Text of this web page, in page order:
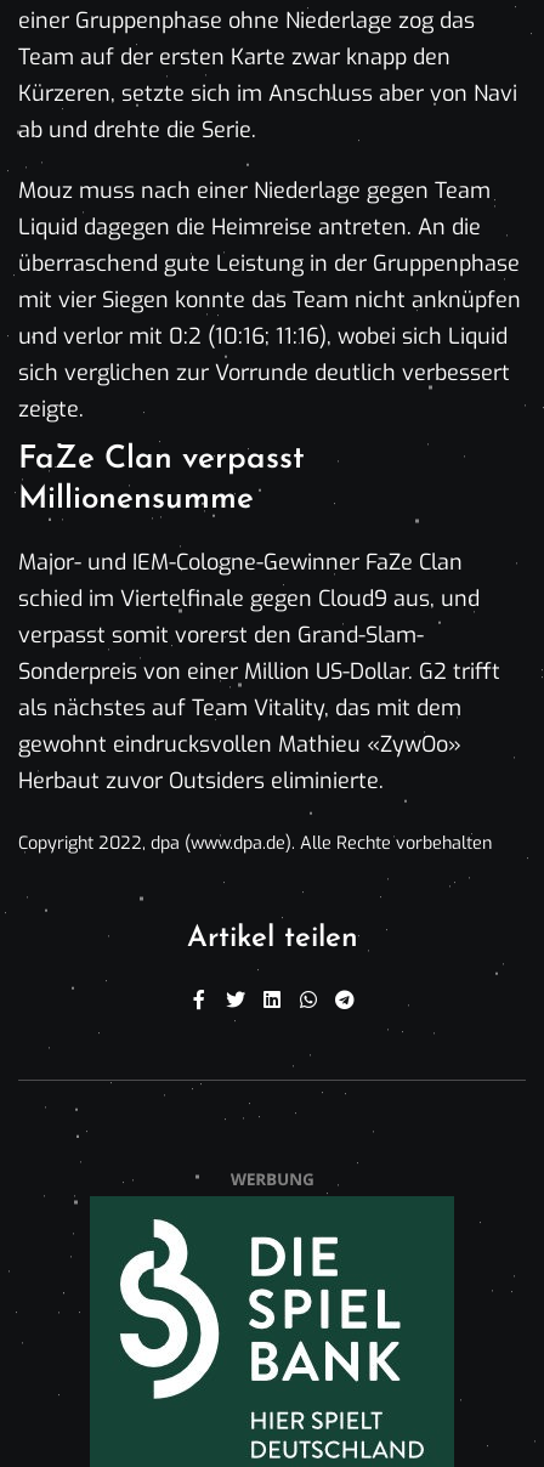
einer Gruppenphase ohne Niederlage zog das
Team auf der ersten Karte zwar knapp den
Kürzeren, setzte sich im Anschluss aber von Navi
ab und drehte die Serie.
Mouz muss nach einer Niederlage gegen Team
Liquid dagegen die Heimreise antreten. An die
überraschend gute Leistung in der Gruppenphase
mit vier Siegen konnte das Team nicht anknüpfen
und verlor mit 0:2 (10:16; 11:16), wobei sich Liquid
sich verglichen zur Vorrunde deutlich verbessert
zeigte.
FaZe Clan verpasst
Millionensumme
Major- und IEM-Cologne-Gewinner FaZe Clan
schied im Viertelfinale gegen Cloud9 aus, und
verpasst somit vorerst den Grand-Slam-
Sonderpreis von einer Million US-Dollar. G2 trifft
als nächstes auf Team Vitality, das mit dem
gewohnt eindrucksvollen Mathieu «ZywOo»
Herbaut zuvor Outsiders eliminierte.
Copyright 2022, dpa (www.dpa.de). Alle Rechte vorbehalten
Artikel teilen